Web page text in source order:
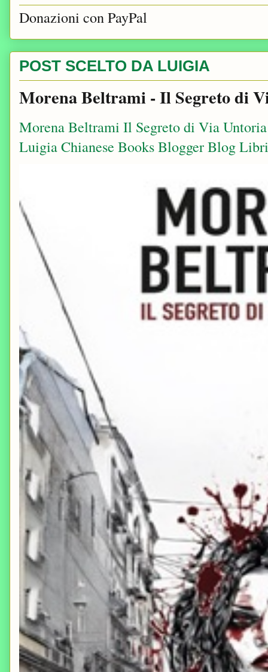
Donazioni con PayPal
POST SCELTO DA LUIGIA
Morena Beltrami - Il Segreto di
Morena Beltrami Il Segreto di Via
Luigia Chianese Books Blogger Blog